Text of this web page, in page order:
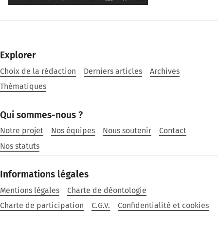
Explorer
Choix de la rédaction Derniers articles
Archives
Thématiques
Qui sommes-nous ?
Notre projet Nos équipes Nous soutenir
Contact
Nos statuts
Informations légales
Mentions légales
Charte de déontologie
Charte de participation
C.G.V. Confidentialité et cookies